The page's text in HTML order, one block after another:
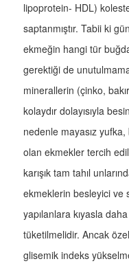
lipoprotein- HDL)
saptanmıştır. Tabii ki
ekmeğin hangi tür
gerektiği de
minerallerin (çinko,
kolaydır dolayısıyla
nedenle mayasız
olan ekmekler tercih
karışık tam tahıl
ekmeklerin besleyici ve
yapılanlara kıyasla
tüketilmelidir. Ancak
glisemik indeks